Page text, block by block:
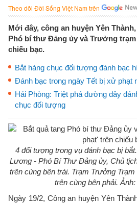
Theo dõi Đời Sống Việt Nam trên
Mới đây, công an huyện Yên
Phó bí thư Đảng ủy và Trưởng
chiếu bạc.
Bắt hàng chục đối tượng đánh bạc
Đánh bạc trong ngày Tết bị xử phạt
Hải Phòng: Triệt phá đường dây
chục đối tượng
4 đối tượng trong vụ đánh bạc bị
Lương - Phó Bí Thư Đảng ủy, Chủ
trên cùng bên trái. Trạm Trưởng
trên cùng bên phải.
Ngày 19/2, Công an huyện Yên